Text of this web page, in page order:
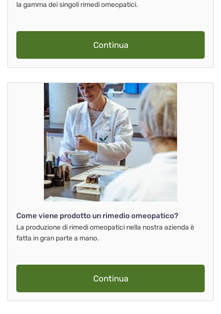
la gamma dei singoli rimedi omeopatici.
Continua
Come viene prodotto un rimedio omeopatico?
La produzione di rimedi omeopatici nella nostra azienda è
fatta in gran parte a mano.
Continua